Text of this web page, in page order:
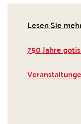
Lesen Sie
750 Jahre